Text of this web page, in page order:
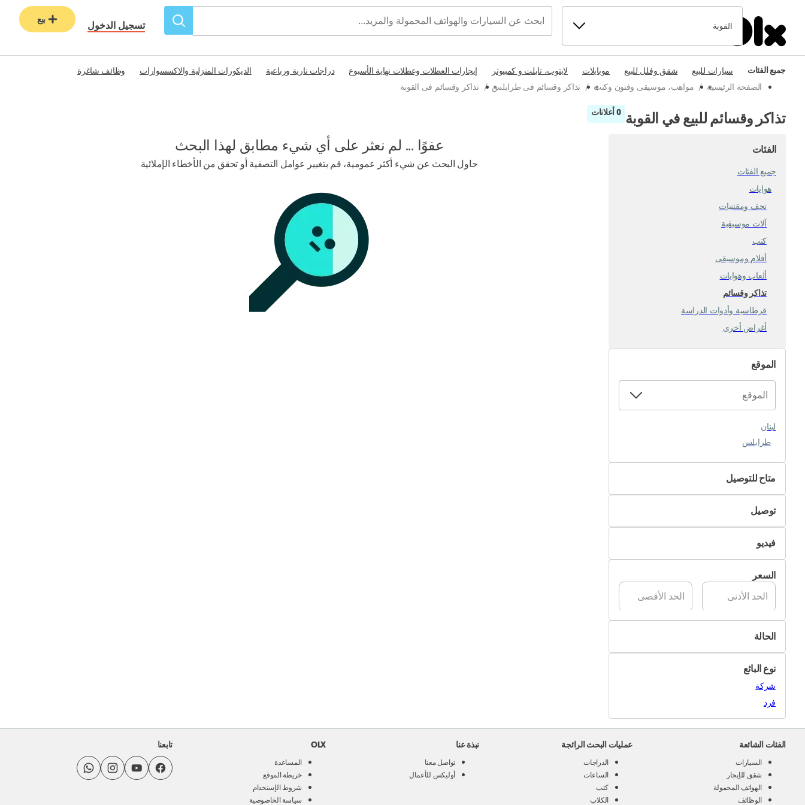
القوبة تسجيل الدخول
بيع
جميع الفئات سيارات للبيع شقق وفلل للبيع موبايلات لابتوب، تابلت و كمبيوتر إيجارات العطلات وعطلات نهاية الأسبوع دراجات نارية ورباعية الديكورات المنزلية والاكسسوارات
وظائف شاغرة
الصفحة الرئيسية / مواهب، موسيقى وفنون وكتب / تذاكر وقسائم فى طرابلس / تذاكر وقسائم فى القوبة
تذاكر وقسائم للبيع في القوبة 0 أعلانات
الفئات
جميع الفئات
هوايات
تحف ومقتنيات
آلات موسيقية
كتب
أفلام وموسيقى
ألعاب وهوايات
تذاكر وقسائم
قرطاسية وأدوات الدراسة
أغراض أخرى
الموقع
لبنان
طرابلس
متاح للتوصيل
لا
نعم
توصيل
التسليم الذاتي
تسليم Pik&Dropفيديو
غير متوفر
متوفرالسعر
الحالة
جديد
مستعملنوع البائع
شركة
فرد
عفوًا ... لم نعثر على أي شيء مطابق لهذا البحث
حاول البحث عن شيء أكثر عمومية، قم بتغيير عوامل التصفية أو تحقق من الأخطاء الإملائية
الفئات الشائعة
السيارات
شقق للإيجار
الهواتف المحمولة
الوظائف
عمليات البحث الرائجة
الدراجات
الساعات
كتب
الكلاب
نبذة عنا
تواصل معنا
أوليكس للأعمال
OLX
المساعدة
خريطة الموقع
شروط الإستخدام
سياسة الخاصوصية
تابعنا